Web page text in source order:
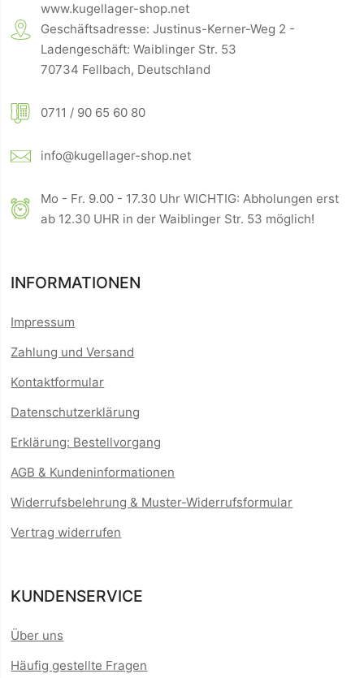
www.kugellager-shop.net
Geschäftsadresse: Justinus-Kerner-Weg 2 -
Ladengeschäft: Waiblinger Str. 53
70734 Fellbach, Deutschland
0711 / 90 65 60 80
info@kugellager-shop.net
Mo - Fr. 9.00 - 17.30 Uhr WICHTIG: Abholungen erst
ab 12.30 UHR in der Waiblinger Str. 53 möglich!
INFORMATIONEN
Impressum
Zahlung und Versand
Kontaktformular
Datenschutzerklärung
Erklärung: Bestellvorgang
AGB & Kundeninformationen
Widerrufsbelehrung & Muster-Widerrufsformular
Vertrag widerrufen
KUNDENSERVICE
Über uns
Häufig gestellte Fragen